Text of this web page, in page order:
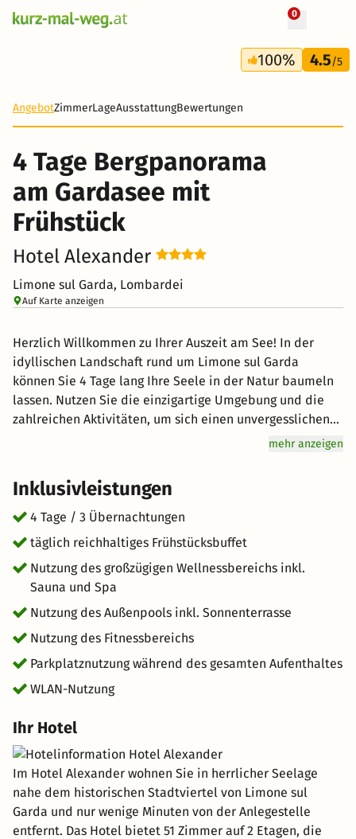
0
4 Tage
250 €
100% 4.5/5
AngebotZimmerLageAusstattungBewertungen
4 Tage Bergpanorama
am Gardasee mit
Frühstück
Hotel Alexander
Limone sul Garda, Lombardei
Auf Karte anzeigen
Herzlich Willkommen zu Ihrer Auszeit am See! In der
idyllischen Landschaft rund um Limone sul Garda
können Sie 4 Tage lang Ihre Seele in der Natur baumeln
lassen. Nutzen Sie die einzigartige Umgebung und die
zahlreichen Aktivitäten, um sich einen unvergesslichen
Tag mit Ihrem Partner oder der gesamten Familie zu
oder vergnügen Sie sich am See. In Limone sul Garda hat
jeder seinen Spaß. Genuss wird hier groß geschrieben:
Starten Sie mit einem reichhaltigen Frühstücksbuffet für
Genießer vital in den Tag. Freuen Sie sich auf
hervorragenden Service und eine entspannte
Atmosphäre für einen einzigartigen Urlaub. kurz-mal-
weg.de wünscht Ihnen einen großartigen Aufenthalt im
schönen Limone sul Garda
mehr anzeigen
Inklusivleistungen
4 Tage / 3 Übernachtungen
täglich reichhaltiges Frühstücksbuffet
Nutzung des großzügigen Wellnessbereichs inkl.
Sauna und Spa
Nutzung des Außenpools inkl. Sonnenterrasse
Nutzung des Fitnessbereichs
Parkplatznutzung während des gesamten Aufenthaltes
WLAN-Nutzung
Ihr Hotel
Im Hotel Alexander wohnen Sie in herrlicher Seelage
nahe dem historischen Stadtviertel von Limone sul
Garda und nur wenige Minuten von der Anlegestelle
entfernt. Das Hotel bietet 51 Zimmer auf 2 Etagen, die